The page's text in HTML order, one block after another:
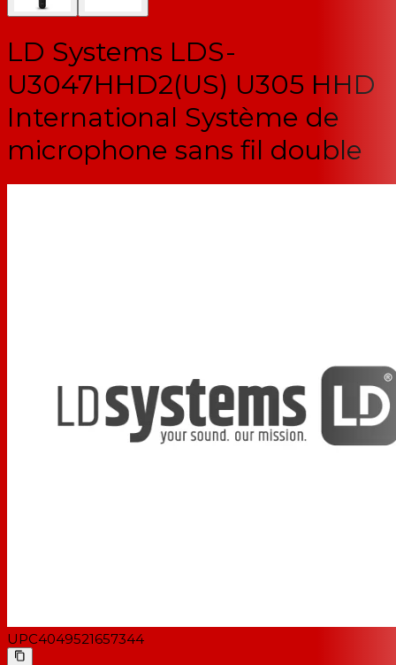
LD Systems LDS-
U3047HHD2(US) U305 HHD
International Système de
microphone sans fil double
UPC4049521657344